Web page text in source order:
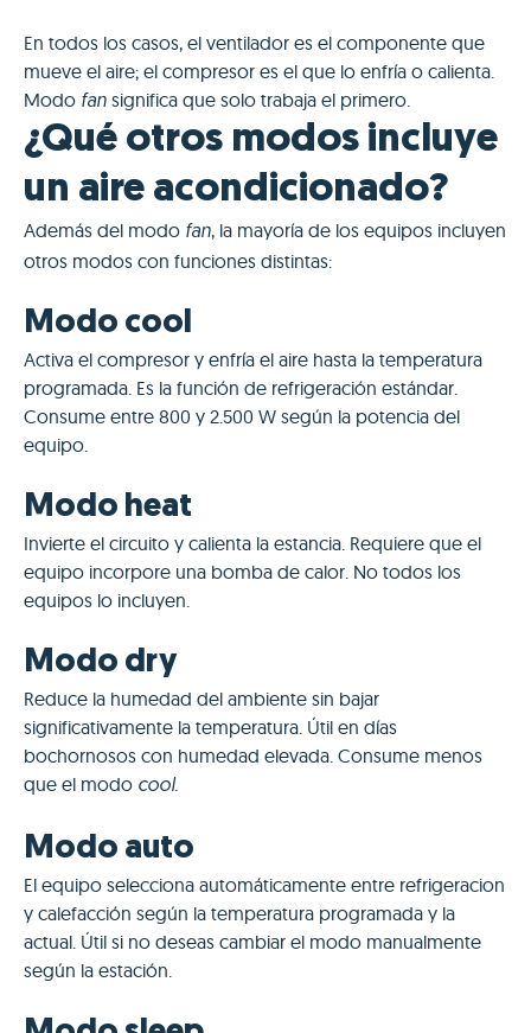
En todos los casos, el ventilador es el componente que
mueve el aire; el compresor es el que lo enfría o calienta.
Modo fan significa que solo trabaja el primero.
¿Qué otros modos incluye
un aire acondicionado?
Además del modo fan, la mayoría de los equipos incluyen
otros modos con funciones distintas:
Modo cool
Activa el compresor y enfría el aire hasta la temperatura
programada. Es la función de refrigeración estándar.
Consume entre 800 y 2.500 W según la potencia del
equipo.
Modo heat
Invierte el circuito y calienta la estancia. Requiere que el
equipo incorpore una bomba de calor. No todos los
equipos lo incluyen.
Modo dry
Reduce la humedad del ambiente sin bajar
significativamente la temperatura. Útil en días
bochornosos con humedad elevada. Consume menos
que el modo cool.
Modo auto
El equipo selecciona automáticamente entre refrigeracion
y calefacción según la temperatura programada y la
actual. Útil si no deseas cambiar el modo manualmente
según la estación.